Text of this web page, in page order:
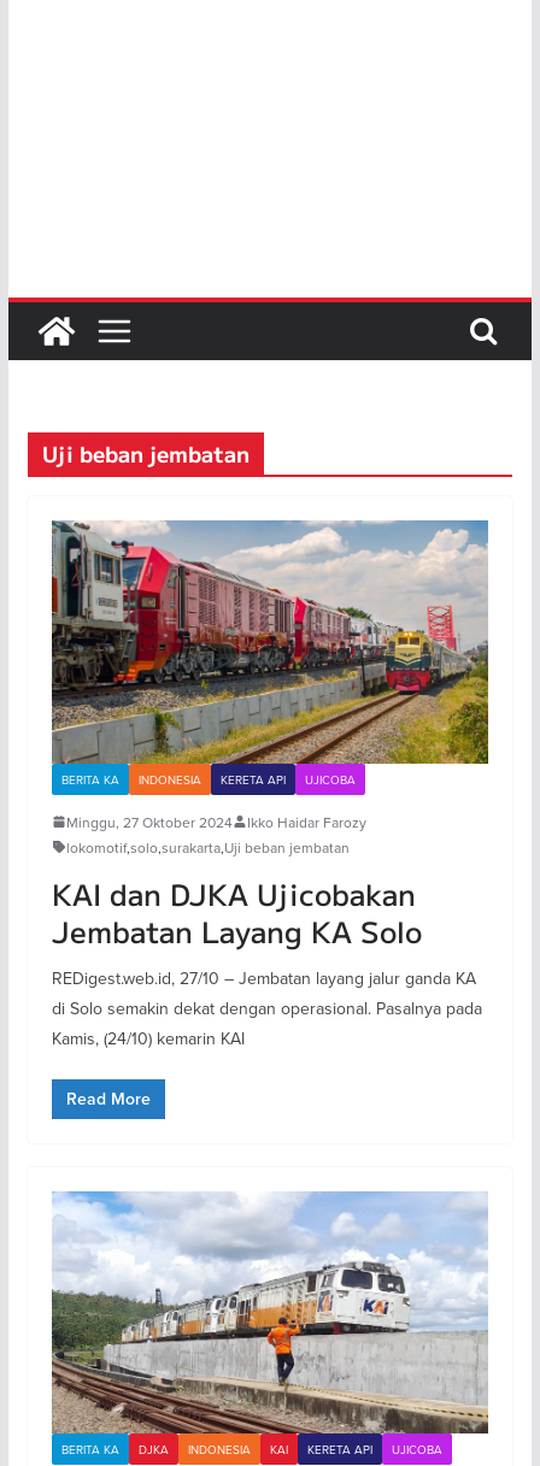
Uji beban jembatan
BERITA KA INDONESIA KERETA API UJICOBA
Minggu, 27 Oktober 2024
Ikko Haidar Farozy
lokomotif,solo,surakarta,Uji beban jembatan
KAI dan DJKA Ujicobakan
Jembatan Layang KA Solo
REDigest.web.id, 27/10 – Jembatan layang jalur ganda KA
di Solo semakin dekat dengan operasional. Pasalnya pada
Kamis, (24/10) kemarin KAI
Read More
BERITA KA DJKA INDONESIA KAI KERETA API UJICOBA